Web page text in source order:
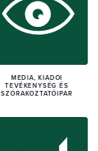
MÉDIA, KIADÓI
TEVÉKENYSÉG ÉS
SZÓRAKOZTATÓIPAR